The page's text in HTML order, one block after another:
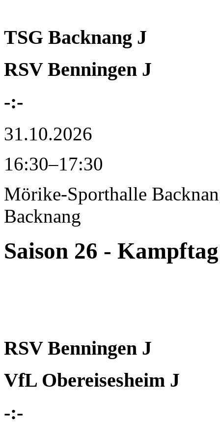
TSG Backnang J
RSV Benningen J
-:-
31.10.2026
16:30–17:30
Mörike-Sporthalle
Backnang
Saison 26 -
RSV Benningen J
VfL Obereisesheim J
-:-